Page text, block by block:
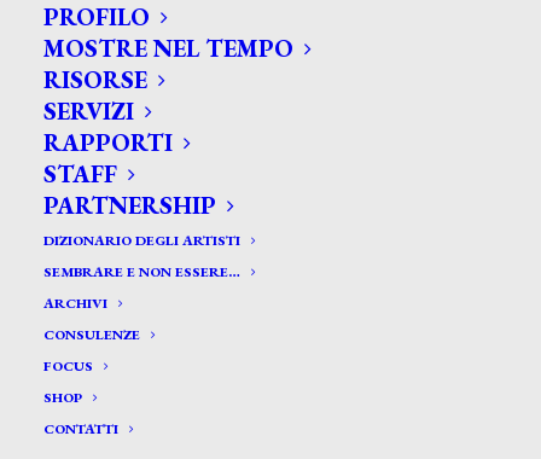
PROFILO
MOSTRE NEL TEMPO
RISORSE
SERVIZI
RAPPORTI
STAFF
PARTNERSHIP
DIZIONARIO DEGLI ARTISTI
SEMBRARE E NON ESSERE…
ARCHIVI
CONSULENZE
FOCUS
SHOP
CONTATTI
CERCA TRA GLI ARTISTI:
Search
for:
Vallace A.J.